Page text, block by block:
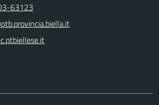
63123